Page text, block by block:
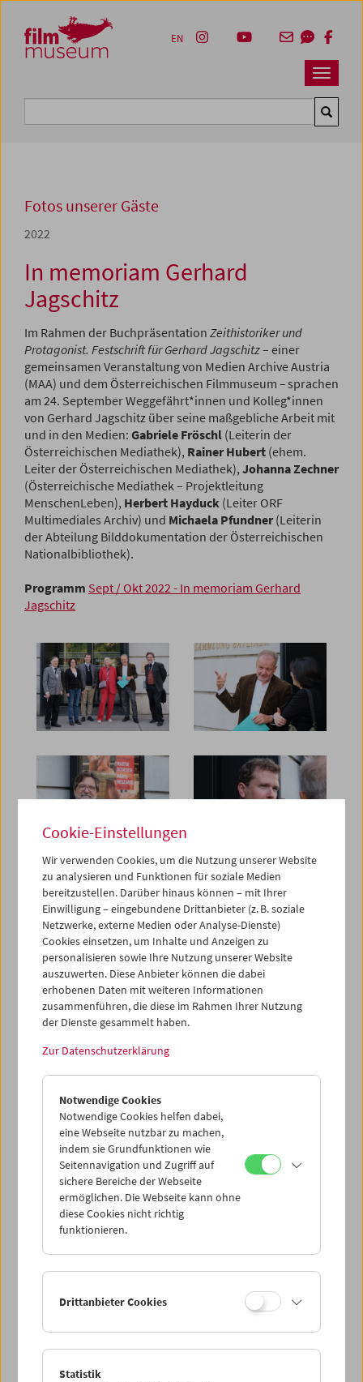
Zum Inhalt
Zum Hauptmenü
Zur Servicenavigation
Zum Suche
Navbar
EN
Fotos unserer Gäste
2022
In memoriam Gerhard
Jagschitz
Im Rahmen der Buchpräsentation Zeithistoriker und
Protagonist. Festschrift für Gerhard Jagschitz– einer
gemeinsamen Veranstaltung von Medien Archive Austria
(MAA) und dem Österreichischen Filmmuseum –sprachen
am 24. September Weggefährt*innen und Kolleg*innen
von Gerhard Jagschitz über seine maßgebliche Arbeit mit
und in den Medien: Gabriele Fröschl (Leiterin der
Österreichischen Mediathek), Rainer Hubert (ehem.
Leiter der Österreichischen Mediathek), Johanna Zechner
(Österreichische Mediathek – Projektleitung
MenschenLeben), Herbert Hayduck (Leiter ORF
Multimediales Archiv) und Michaela Pfundner(Leiterin
der Abteilung Bilddokumentation der Österreichischen
Nationalbibliothek).
Programm Sept / Okt 2022 - In memoriam Gerhard
Jagschitz
Cookie-Einstellungen
Wir verwenden Cookies, um die Nutzung unserer Website
zu analysieren und Funktionen für soziale Medien
bereitzustellen. Darüber hinaus können – mit Ihrer
Einwilligung – eingebundene Drittanbieter (z. B. soziale
Netzwerke, externe Medien oder Analyse-Dienste)
Cookies einsetzen, um Inhalte und Anzeigen zu
personalisieren sowie Ihre Nutzung unserer Website
auszuwerten. Diese Anbieter können die dabei
erhobenen Daten mit weiteren Informationen
zusammenführen, die diese im Rahmen Ihrer Nutzung
der Dienste gesammelt haben.
Zur Datenschutzerklärung
Notwendige Cookies
Notwendige Cookies helfen dabei,
eine Webseite nutzbar zu machen,
indem sie Grundfunktionen wie
Seitennavigation und Zugriff auf
sichere Bereiche der Webseite
ermöglichen. Die Webseite kann ohne
diese Cookies nicht richtig
funktionieren.
Drittanbieter Cookies
Statistik